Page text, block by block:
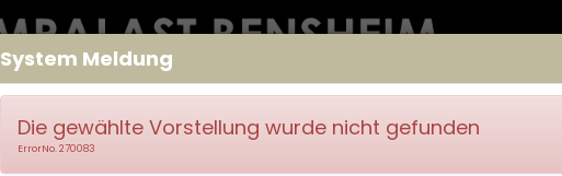
System Meldung
Die gewählte Vorstellung wurde nicht gefunden
ErrorNo. 270083